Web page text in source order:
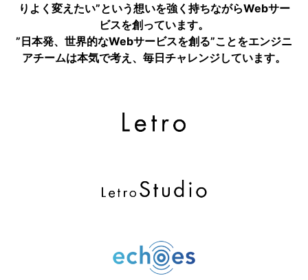
りよく変えたい”という想いを強く持ちながらWebサー
ビスを創っています。
”日本発、世界的なWebサービスを創る”ことをエンジニ
アチームは本気で考え、毎日チャレンジしています。